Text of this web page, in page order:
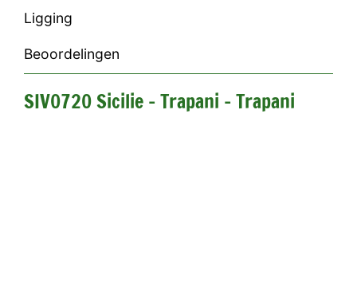
Ligging
Beoordelingen
SIV0720 Sicilie - Trapani - Trapani